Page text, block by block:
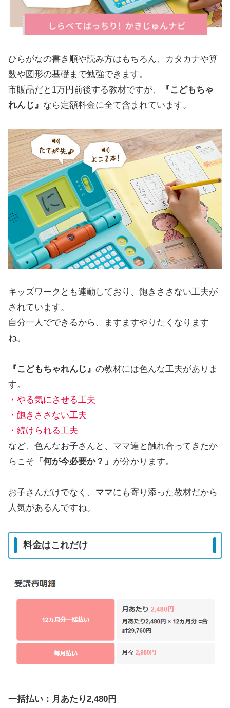
ひらがなの書き順や読み方はもちろん、カタカナや算
数や図形の基礎まで勉強できます。
市販品だと1万円前後する教材ですが、
『こどもちゃ
れんじ』 なら定額料金に全て含まれています。
キッズワークとも連動しており、飽きささない工夫が
されています。
自分一人でできるから、ますますやりたくなります
ね。
『こどもちゃれんじ』 の教材には色んな工夫がありま
す。
・やる気にさせる工夫
・飽きささない工夫
・続けられる工夫
など、色んなお子さんと、ママ達と触れ合ってきたか
らこそ 「何が今必要か？」 が分かります。
お子さんだけでなく、ママにも寄り添った教材だから
人気があるんですね。
料金はこれだけ
一括払い：月あたり2,480円